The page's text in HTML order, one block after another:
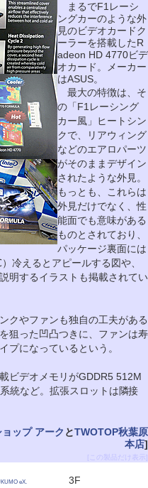
まるでF1レーシ
ングカーのような外
見のビデオカードク
ーラーを搭載したR
adeon HD 4770ビデ
オカード。メーカー
はASUS。
最大の特徴は、そ
の「F1レーシング
カー風」ヒートシン
クで、リアウィング
などのエアロパーツ
がそのままデザイン
されたような外見。
もっとも、これらは
外見だけでなく、性
能面でも意味がある
ものとされており、
パッケージ裏面には
えるとアピールする図や、
明するイラストも掲載されてい
クやファンも独自の工夫がある
狙った凹凸つきに、ファンは寿
プになっているという。
ビデオメモリがGDDR5 512M
統など。拡張スロットは隣接
ップ アーク とTWOTOP秋葉原
本店]
[この製品だけ表示]
eX. 3F